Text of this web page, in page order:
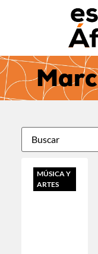
MÚSICA Y
ARTES